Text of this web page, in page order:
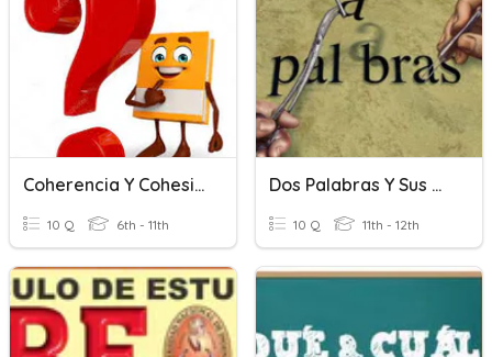
Coherencia Y Cohesión
10 Q 6th - 11th
Dos Palabras Y Sus Recursos Literarios
10 Q 11th - 12th